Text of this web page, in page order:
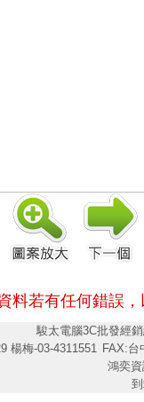
料若有任何錯誤
駿太電腦3C批發經
楊梅-03-4311551 FAX:台
鴻奕